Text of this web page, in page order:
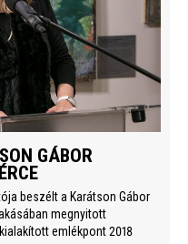
GÁBOR
beszélt a Karátson Gábor
megnyitott
emlékpont 2018